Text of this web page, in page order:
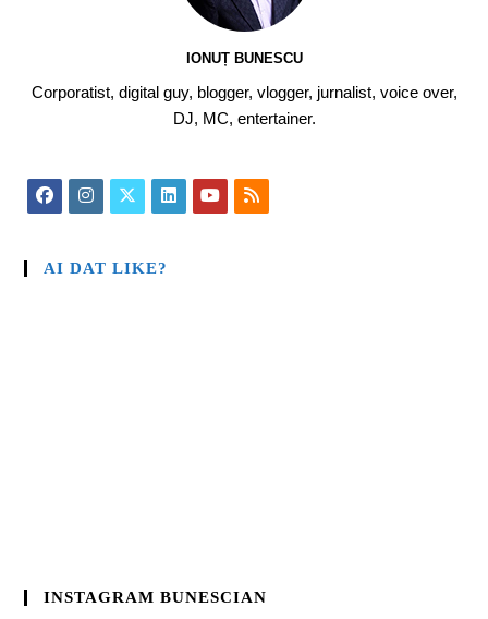
IONUȚ BUNESCU
Corporatist, digital guy, blogger, vlogger, jurnalist, voice over,
DJ, MC, entertainer.
AI DAT LIKE?
INSTAGRAM BUNESCIAN